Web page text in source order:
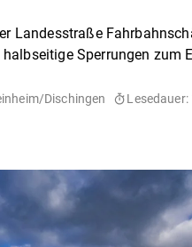
Landesstraße
Sperrungen zum
Dischingen